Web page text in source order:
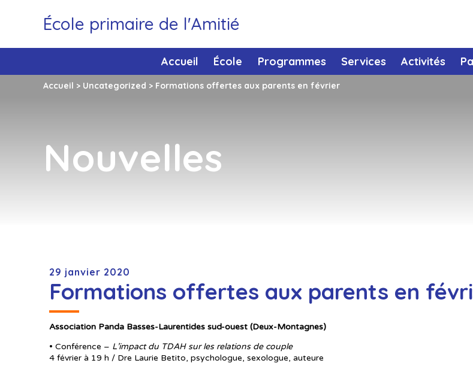
École primaire de l'Amitié
Accueil École Programmes Services Activités
Accueil > Uncategorized > Formations offertes aux parents en février
Nouvelles
29 janvier 2020
Formations offertes aux parents en
Association Panda Basses-Laurentides sud-ouest (Deux-Montagnes)
• Conférence – L’impact du TDAH sur les relations de couple
4 février à 19 h / Dre Laurie Betito, psychologue, sexologue, auteure